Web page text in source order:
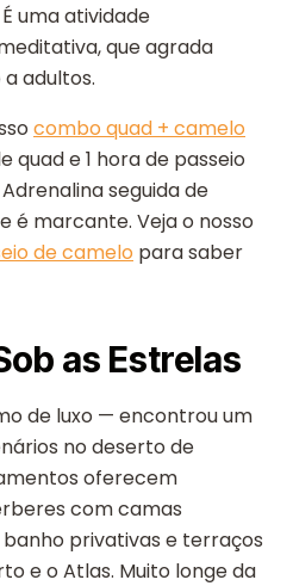
uma atividade
que agrada
adultos.
combo quad + camelo
quad e 1 hora de passeio
seguida de
é marcante. Veja o nosso
de camelo para saber
as Estrelas
de luxo — encontrou um
no deserto de
oferecem
com camas
privativas e terraços
e o Atlas. Muito longe da